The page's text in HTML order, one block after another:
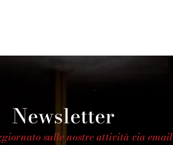
Newsletter
sulle nostre attività via email